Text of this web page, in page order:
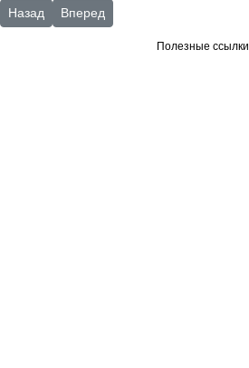
Предыдущий: январь 2014 г.
Назад Следующий: Клуб "Собеседник"
Вперед
Полезные ссылки